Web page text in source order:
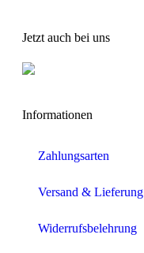
Jetzt auch bei uns
Informationen
Zahlungsarten
Versand & Lieferung
Widerrufsbelehrung